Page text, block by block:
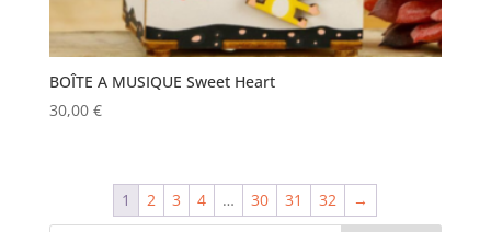
BOÎTE A MUSIQUE Sweet Heart
30,00 €
1 2 3 4 … 30 31 32 →